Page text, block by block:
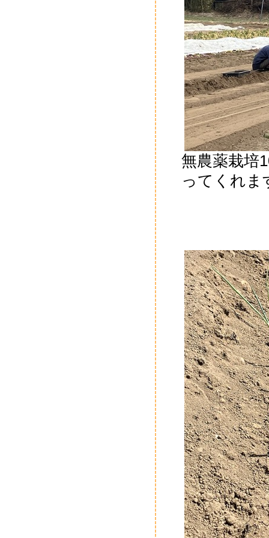
無農薬栽培
ってくれま